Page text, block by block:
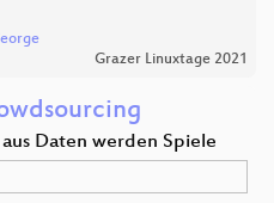
Grazer Linuxtage 2021
Daten werden Spiele